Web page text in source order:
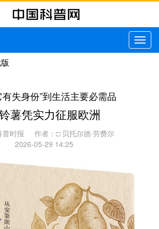
切
换
有失身份”到生活主要必需品
薯凭实力征服欧洲
普时报
作者：□ 贝托尔德·劳费尔
2026-05-29 14:25